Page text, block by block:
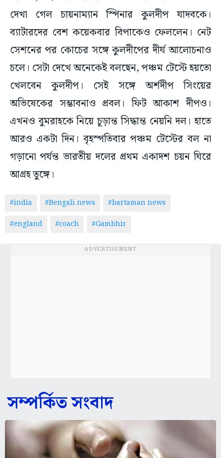
দেখা গেল চায়নাম্যান স্পিনার কুলদীপ যাদবকে।
ব্যাটারদের বেশ কয়েকবার বিপাকেও ফেললেন। নেট
সেশনের পর কোচের সঙ্গে কুলদীপের দীর্ঘ আলোচনাও
চলে। সেটা দেখে অনেকেই বলছেন, পঞ্চম টেস্টে হয়তো
খেলবেন কুলদীপ। সেই সঙ্গে অর্শদীপ সিংয়ের
অভিষেকের সম্ভাবনাও প্রবল। ফিট আকাশ দীপও।
এখনও বুমরাহকে নিয়ে চূড়ান্ত সিদ্ধান্ত নেয়নি দল। হাতে
আরও একটা দিন। বৃহস্পতিবার পঞ্চম টেস্টের বল না
গড়ানো পর্যন্ত ভারতীয় দলের প্রথম একাদশ চয়ন ঘিরে
আগ্রহ তুঙ্গে।
#india #Bengali news
#bartaman news
#england
#coach #Gambhir
ADVERTISEMENT
সম্পর্কিত সংবাদ